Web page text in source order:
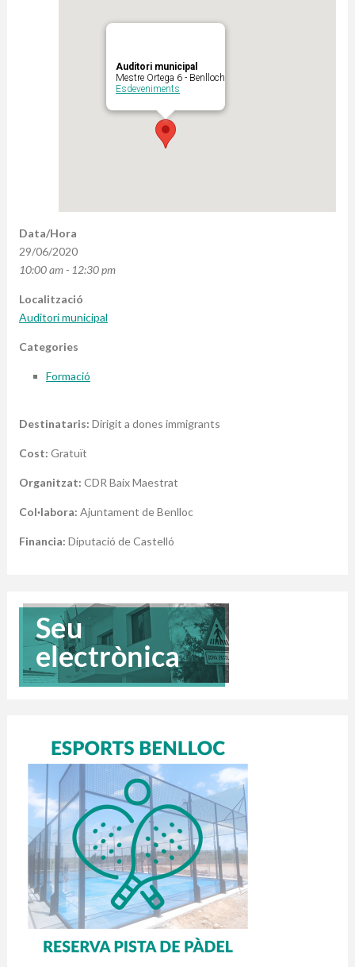
Auditori municipal
Mestre Ortega 6 - Benlloch
Esdeveniments
Data/Hora
29/06/2020
10:00 am - 12:30 pm
Localització
Auditori municipal
Categories
Formació
Destinataris: Dirigit a dones immigrants
Cost: Gratuït
Organitzat: CDR Baix Maestrat
Col·labora: Ajuntament de Benlloc
Financia: Diputació de Castelló